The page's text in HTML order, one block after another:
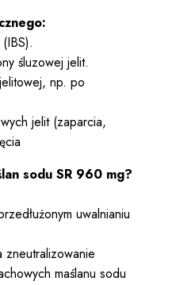
śluzowej jelit.
np. po
jelit (zaparcia,
sodu SR 960 mg?
uwalnianiu
zneutralizowanie
maślanu sodu